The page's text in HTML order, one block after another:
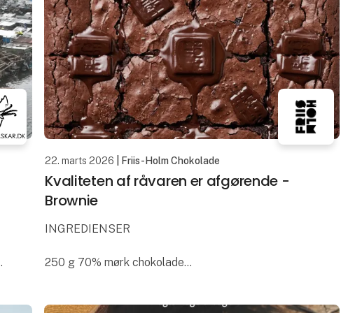
22. marts 2026 | Friis-Holm Chokolade
Kvaliteten af råvaren er afgørende -
Brownie
INGREDIENSER
250 g 70% mørk chokolade